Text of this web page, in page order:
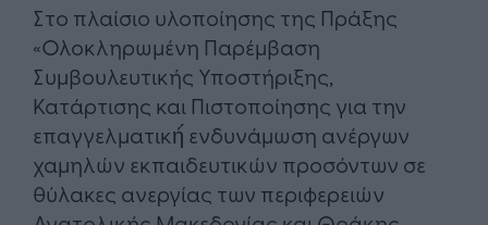
Στο πλαίσιο υλοποίησης της Πράξης
«Ολοκληρωμένη Παρέμβαση
Συμβουλευτικής Υποστήριξης,
Κατάρτισης και Πιστοποίησης για την
επαγγελματική́ ενδυνάμωση ανέργων
χαμηλών εκπαιδευτικών προσόντων σε
θύλακες ανεργίας των περιφερειών